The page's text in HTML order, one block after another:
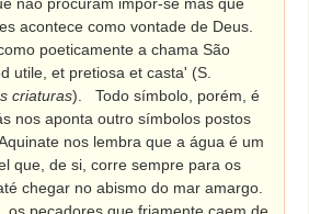
acontece como vontade de Deus.
poeticamente a chama São
utile, et pretiosa et casta' (S.
criaturas).
Todo símbolo, porém, é
nos aponta outro símbolos postos
nos lembra que a água é um
que, de si, corre sempre para os
chegar no abismo do mar amargo.